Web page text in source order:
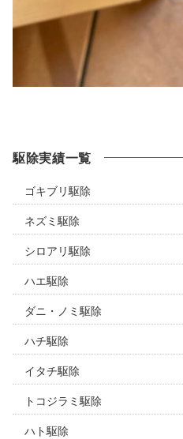
駆除実績一覧
ゴキブリ駆除
ネズミ駆除
シロアリ駆除
ハエ駆除
ダニ・ノミ駆除
ハチ駆除
イタチ駆除
トコジラミ駆除
ハト駆除